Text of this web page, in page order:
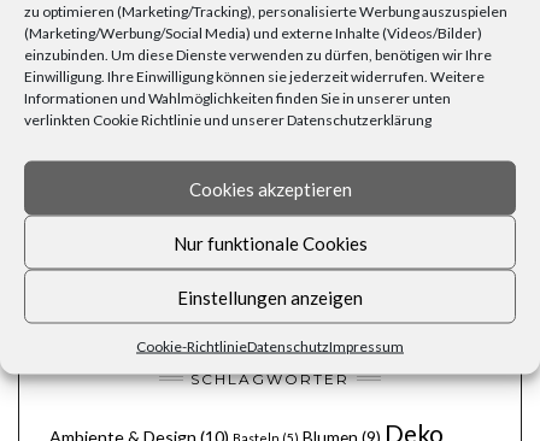
zu optimieren (Marketing/Tracking), personalisierte Werbung auszuspielen
(Marketing/Werbung/Social Media) und externe Inhalte (Videos/Bilder)
einzubinden. Um diese Dienste verwenden zu dürfen, benötigen wir Ihre
Einwilligung. Ihre Einwilligung können sie jederzeit widerrufen. Weitere
Informationen und Wahlmöglichkeiten finden Sie in unserer unten
verlinkten Cookie Richtlinie und unserer Datenschutzerklärung
Cookies akzeptieren
Nur funktionale Cookies
Einstellungen anzeigen
Cookie-RichtlinieDatenschutzImpressum
FEUERSCHALEN – SPENDEN LICHT & WÄRME IN IHREM GARTEN
VORHÄNGE UND GARDINEN ALS GESTALTUNGSMITTEL FÜRS
ZIMMER
KATEGORIEN
AMBIENTE & DESIGN
SCHLAGWÖRTER
Ambiente & Design (10) Basteln (5) Blumen (9) Deko